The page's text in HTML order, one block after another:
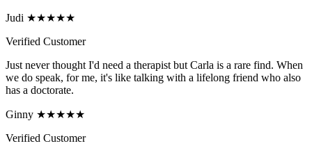
Judi ★★★★★
Verified Customer
Just never thought I'd need a therapist but Carla is a rare find. When
we do speak, for me, it's like talking with a lifelong friend who also
has a doctorate.
Ginny ★★★★★
Verified Customer